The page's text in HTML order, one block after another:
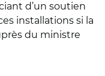
d’un soutien
installations si la
du ministre